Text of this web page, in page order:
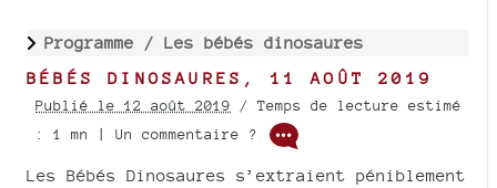
Programme / Les bébés dinosaures
BÉBÉS DINOSAURES, 11 AOÛT 2019
Publié le 12 août 2019 / Temps de lecture estimé
: 1 mn | Un commentaire ?
Les Bébés Dinosaures s’extraient péniblement